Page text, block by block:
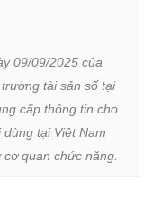
09/09/2025 của
tài sản số tại
cấp thông tin cho
tại Việt Nam
quan chức năng.